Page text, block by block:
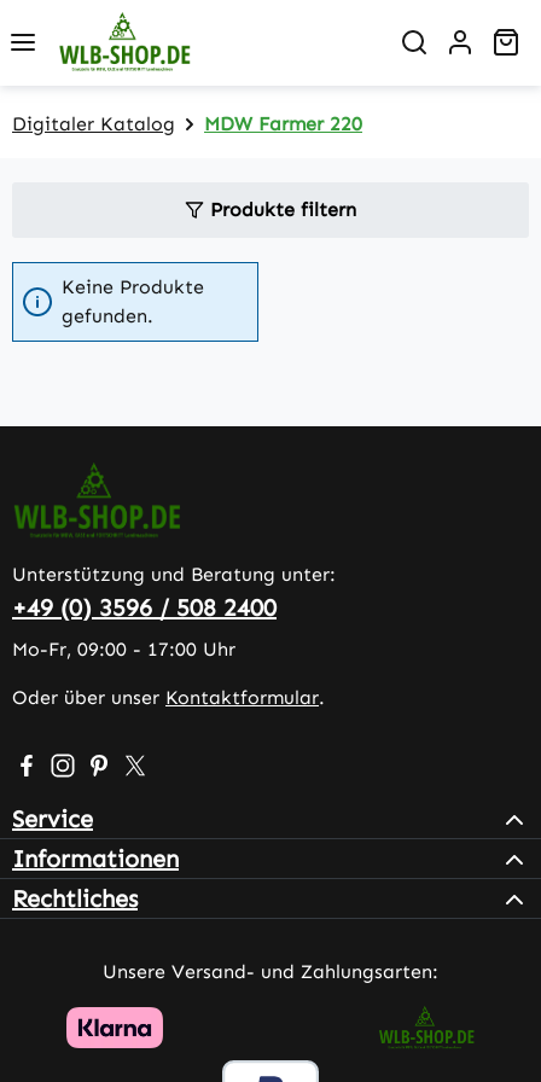
Zum Hauptinhalt springen
Digitaler Katalog MDW Farmer 220
Produkte filtern
Keine Produkte
gefunden.
Unterstützung und Beratung unter:
+49 (0) 3596 / 508 2400
Mo-Fr, 09:00 - 17:00 Uhr
Oder über unser Kontaktformular.
Besuche uns auf Facebook – öffnet in neuem Tab
Schau auf Instagram vorbei – öffnet in neuem Tab
Lass dich auf Pinterest inspirieren – öffnet in
Folge uns auf X – öffnet in neuem Tab
Service
Informationen
Rechtliches
Unsere Versand- und Zahlungsarten: